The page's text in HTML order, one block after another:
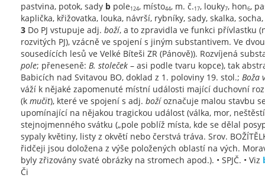
pastvina, potok, sady b pole124, místo44, m. č.17, louky7, hon6,
kaplička, křižovatka, louka, návrší, rybníky, sady, skalka,
3 Do PJ vstupuje adj. boží, a to zpravidla ve funkci přívlastku
rozvitých PJ), vzácně ve spojení s jiným substantivem. Ve
sousedících lesů ve Velké Bíteši ZR (Pánově)). Rozvíjená
pole; přeneseně: B. stoleček – asi podle tvaru kopce), tak
Babicích nad Svitavou BO, doklad z 1. poloviny 19. stol.; Boža
váží k nějaké zapomenuté místní události mající duchovní
(k mučit), které ve spojení s adj. božíoznačuje malou stavbu
upomínající na nějakou tragickou událost (válka, mor,
stejnojmenného svátku („pole poblíž místa, kde se dělal
sypaly květiny, listy z okvětí nebo čerstvá tráva. Srov.
řidčeji jsou doložena z výše položených oblastí na vých.
byly zřizovány svaté obrázky na stromech apod.). • SPJČ. • Viz
Či